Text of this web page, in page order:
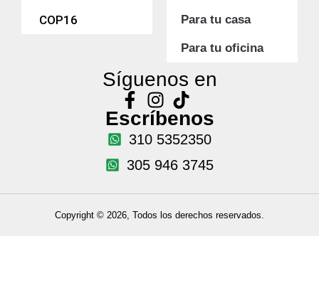
COP16
Para tu casa
Para tu oficina
Síguenos en
Escríbenos
310 5352350
305 946 3745
Copyright © 2026, Todos los derechos reservados.